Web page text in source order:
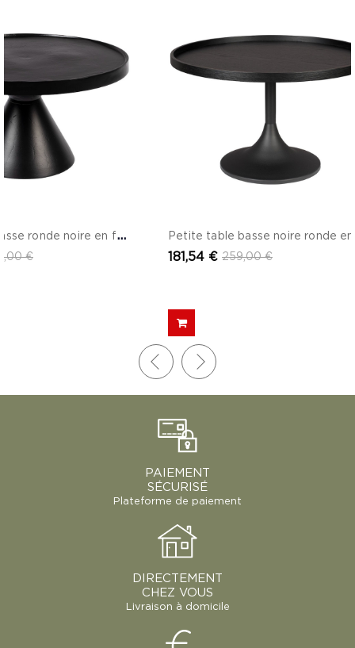
P
etite table basse ronde noire en fonte d'aluminium - Floss
€ 181,54 € 259,00 €
PAIEMENT
SÉCURISÉ
Plateforme de paiement
DIRECTEMENT
CHEZ VOUS
Livraison à domicile